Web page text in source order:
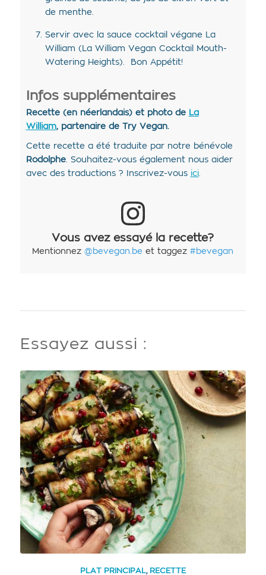
de menthe.
Servir avec la sauce cocktail végane La
William (La William Vegan Cocktail Mouth-
Watering Heights). Bon Appétit!
Infos supplémentaires
Recette (en néerlandais) et photo de La
William, partenaire de Try Vegan.
Cette recette a été traduite par notre bénévole
Rodolphe. Souhaitez-vous également nous aider
avec des traductions ? Inscrivez-vous ici.
Vous avez essayé la recette?
Mentionnez@bevegan.be et taggez#bevegan
Essayez aussi :
PLAT PRINCIPAL, RECETTE